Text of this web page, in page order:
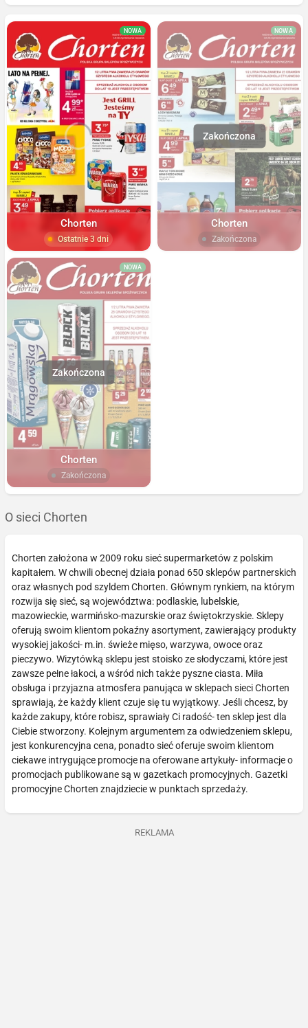
NOWA
Chorten
Ostatnie 3 dni
NOWA
Chorten
Zakończona
NOWA
Chorten
Zakończona
O sieci Chorten
Chorten założona w 2009 roku sieć supermarketów z polskim
kapitałem. W chwili obecnej działa ponad 650 sklepów partnerskich
oraz własnych pod szyldem Chorten. Głównym rynkiem, na którym
rozwija się sieć, są województwa: podlaskie, lubelskie,
mazowieckie, warmińsko-mazurskie oraz świętokrzyskie. Sklepy
oferują swoim klientom pokaźny asortyment, zawierający produkty
wysokiej jakości- m.in. świeże mięso, warzywa, owoce oraz
pieczywo. Wizytówką sklepu jest stoisko ze słodyczami, które jest
zawsze pełne łakoci, a wśród nich także pyszne ciasta. Miła
obsługa i przyjazna atmosfera panująca w sklepach sieci Chorten
sprawiają, że każdy klient czuje się tu wyjątkowy. Jeśli chcesz, by
każde zakupy, które robisz, sprawiały Ci radość- ten sklep jest dla
Ciebie stworzony. Kolejnym argumentem za odwiedzeniem sklepu,
jest konkurencyjna cena, ponadto sieć oferuje swoim klientom
ciekawe intrygujące promocje na oferowane artykuły- informacje o
promocjach publikowane są w gazetkach promocyjnych. Gazetki
promocyjne Chorten znajdziecie w punktach sprzedaży.
REKLAMA